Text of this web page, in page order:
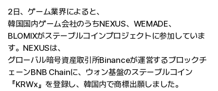
2日、ゲーム業界によると、
韓国国内ゲーム会社のうちNEXUS、WEMADE、
BLOMIXがステーブルコインプロジェクトに参加していま
す。NEXUSは、
グローバル暗号資産取引所Binanceが運営するブロックチ
ェーンBNB Chainに、ウォン基盤のステーブルコイン
『KRWx』を登録し、韓国内で商標出願しました。